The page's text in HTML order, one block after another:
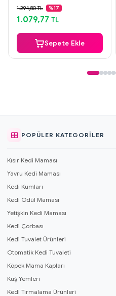
Güvenli Ödeme
Aynı Gün Kargo
1.294,80 TL %17
1.079,77 TL
Sepete Ekle
POPÜLER KATEGORILER
Kısır Kedi Maması
Yavru Kedi Maması
Kedi Kumları
Kedi Ödül Maması
Yetişkin Kedi Maması
Kedi Çorbası
Kedi Tuvalet Ürünleri
Otomatik Kedi Tuvaleti
Köpek Mama Kapları
Kuş Yemleri
Kedi Tırmalama Ürünleri